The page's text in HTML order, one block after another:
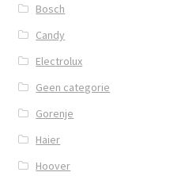
Bosch
Candy
Electrolux
Geen categorie
Gorenje
Haier
Hoover